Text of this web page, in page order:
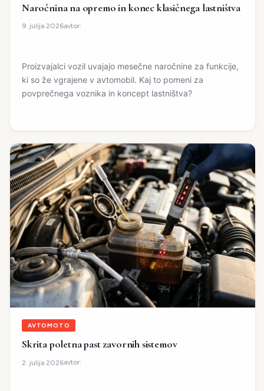
Naročnina na opremo in konec klasičnega lastništva
9. julija 2026avtor:
Proizvajalci vozil uvajajo mesečne naročnine za funkcije,
ki so že vgrajene v avtomobil. Kaj to pomeni za
povprečnega voznika in koncept lastništva?
AVTOMOTO
Skrita poletna past zavornih sistemov
2. julija 2026avtor: